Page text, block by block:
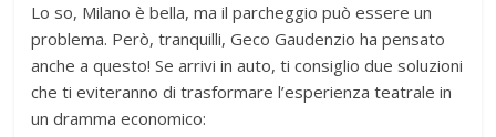
Lo so, Milano è bella, ma il parcheggio può essere un
problema. Però, tranquilli, Geco Gaudenzio ha pensato
anche a questo! Se arrivi in auto, ti consiglio due soluzioni
che ti eviteranno di trasformare l’esperienza teatrale in
un dramma economico: